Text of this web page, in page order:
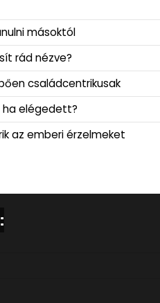
másoktól
rád nézve?
családcentrikusak
ha elégedett?
az emberi érzelmeket